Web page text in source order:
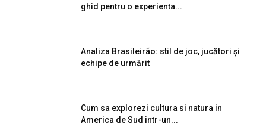
ghid pentru o experienta...
Analiza Brasileirão: stil de joc, jucători și
echipe de urmărit
Cum sa explorezi cultura si natura in
America de Sud intr-un...